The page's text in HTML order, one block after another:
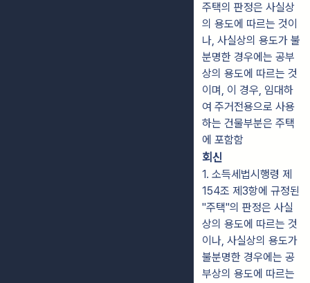
주택의 판정은 사실상
의 용도에 따르는 것이
나, 사실상의 용도가 불
분명한 경우에는 공부
상의 용도에 따르는 것
이며, 이 경우, 임대하
여 주거전용으로 사용
하는 건물부분은 주택
에 포함함
회신
1. 소득세법시행령 제
154조 제3항에 규정된
"주택"의 판정은 사실
상의 용도에 따르는 것
이나, 사실상의 용도가
불분명한 경우에는 공
부상의 용도에 따르는